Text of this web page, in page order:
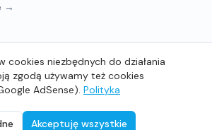
→
wakacje.pl - Wszelkie prawa zastrzeżone.
cookies niezbędnych do działania
zgodą używamy też cookies
AdSense). Polityka
Akceptuję wszystkie